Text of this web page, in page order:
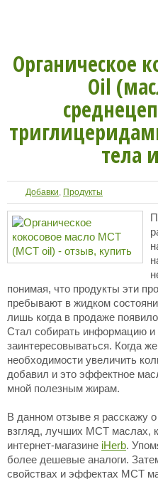
Органическое
Oil
тела
Добавки, Продукты
понимая, что продукты эти
пребывают в жидком
лишь когда в продаже
Стал собирать информацию
заинтересовываться. Когда
необходимости увеличить
добавил и это эффектное
мной полезным жирам.
В данном отзыве я расскажу
взгляд, лучших МСТ маслах,
интернет-магазине iHerb.
более дешевые аналоги.
свойствах и эффектах МСТ